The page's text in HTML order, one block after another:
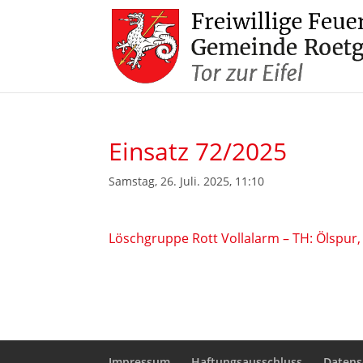
Einsatz 72/2025
Samstag, 26. Juli. 2025, 11:10
Löschgruppe Rott Vollalarm – TH: